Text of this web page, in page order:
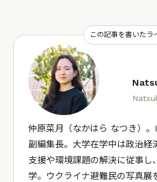
この記事を書いたラ
仲原菜月（なかはら なつき）
副編集長。大学在学中は政治経
支援や環境課題の解決に従事し
学。ウクライナ避難民の写真展